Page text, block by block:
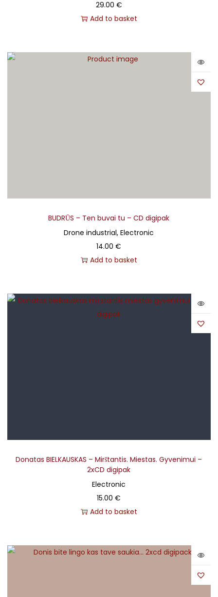
29.00 €
Add to basket
BUDRŪS – Ten buvai tu – CD digipak
Drone industrial, Electronic
14.00€
Add to basket
Donatas BIELKAUSKAS – Mirštantis. Miestas. Gyvenimui –
2xCD digipak
Electronic
15.00€
Add to basket